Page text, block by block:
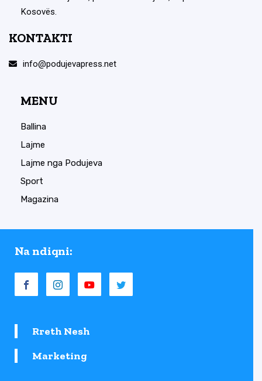
Kosovës.
KONTAKTI
info@podujevapress.net
MENU
Ballina
Lajme
Lajme nga Podujeva
Sport
Magazina
Na ndiqni:
Rreth Nesh
Marketing